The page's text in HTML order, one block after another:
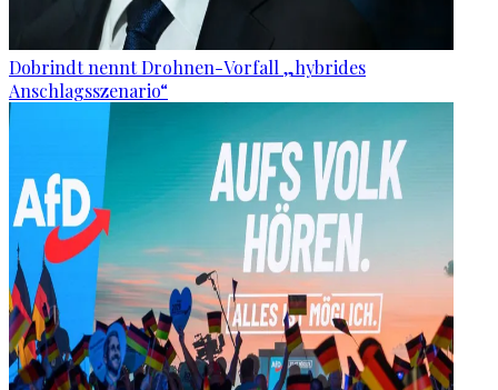
Dobrindt nennt Drohnen-Vorfall „hybrides
Anschlagsszenario“